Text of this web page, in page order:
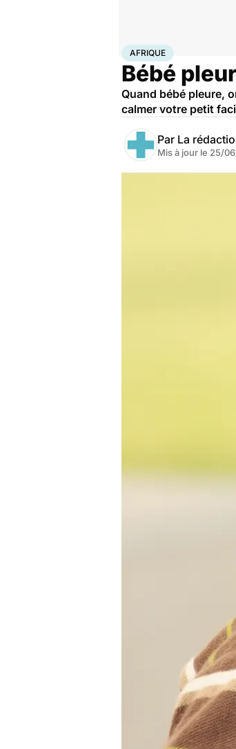
AccueilFamille
AFRIQUE
Bébé
Quand bébé pleure,
calmer votre petit
Par La
Mis à jour le 25/